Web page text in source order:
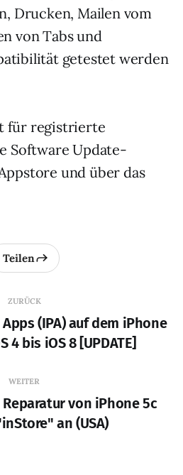
Drucken, Mailen vom
von Tabs und
getestet werden
für registrierte
Software Update-
und über das
ZURÜCK
(IPA) auf dem iPhone
4 bis iOS 8 [UPDATE]
Teilen
WEITER
von iPhone 5c
an (USA)